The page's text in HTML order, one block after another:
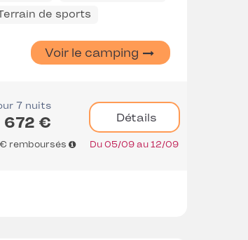
de sports
Voir le camping
7 nuits
672 €
remboursés
Détails
Du 05/09 au 12/09